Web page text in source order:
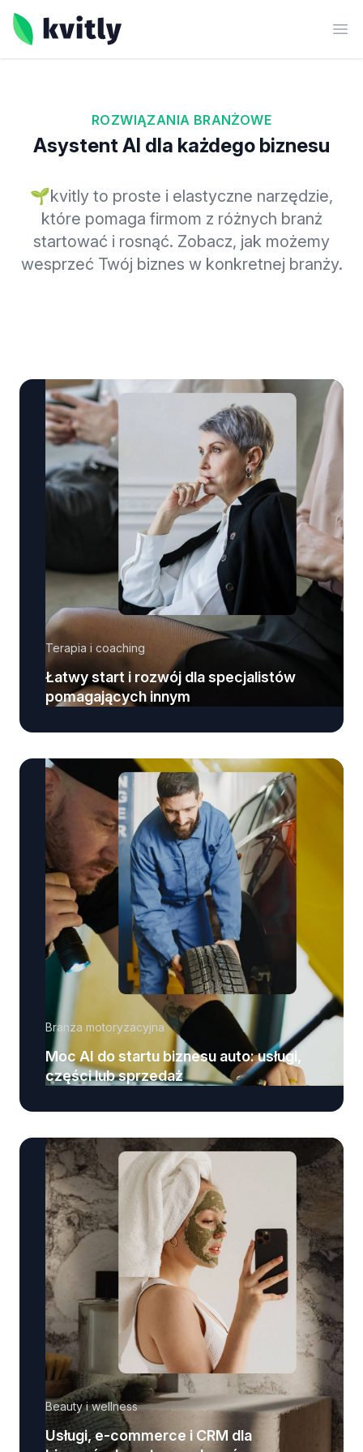
kvitly
ROZWIĄZANIA BRANŻOWE
Asystent AI dla każdego biznesu
🌱kvitly to proste i elastyczne narzędzie,
które pomaga firmom z różnych branż
startować i rosnąć. Zobacz, jak możemy
wesprzeć Twój biznes w konkretnej branży.
Terapia i coaching
Łatwy start i rozwój dla specjalistów
pomagających innym
Branża motoryzacyjna
Moc AI do startu biznesu auto: usługi,
części lub sprzedaż
Beauty i wellness
Usługi, e-commerce i CRM dla